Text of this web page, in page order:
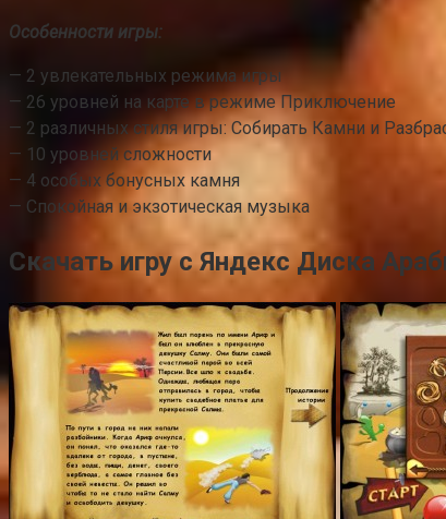
Особенности игры:
— 2 увлекательных режима игры
— 26 уровней на карте в режиме Приключение
— 2 различных стиля игры: Собирать Камни и
— 10 уровней сложности
— 4 особых бонусных камня
— Спокойная и экзотическая музыка
Скачать игру с Яндекс Диска